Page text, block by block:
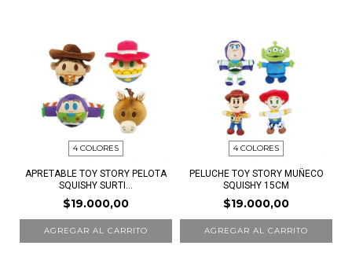
4 COLORES
APRETABLE TOY STORY PELOTA
SQUISHY SURTI...
$19.000,00
AGREGAR AL CARRITO
4 COLORES
PELUCHE TOY STORY MUÑECO
SQUISHY 15CM
$19.000,00
AGREGAR AL CARRITO